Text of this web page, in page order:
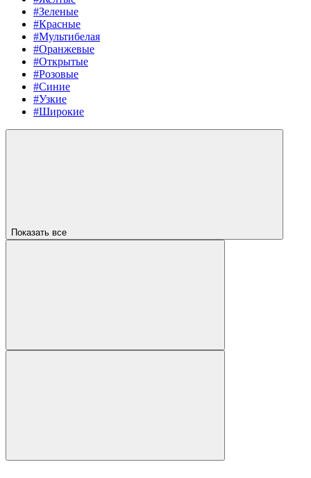
#Зеленые
#Красные
#Мультибелая
#Оранжевые
#Открытые
#Розовые
#Синие
#Узкие
#Широкие
Показать все